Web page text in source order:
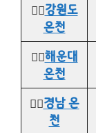
👉🏻강원도
온천
👉🏻해운대
온천
👉🏻경남 온
천